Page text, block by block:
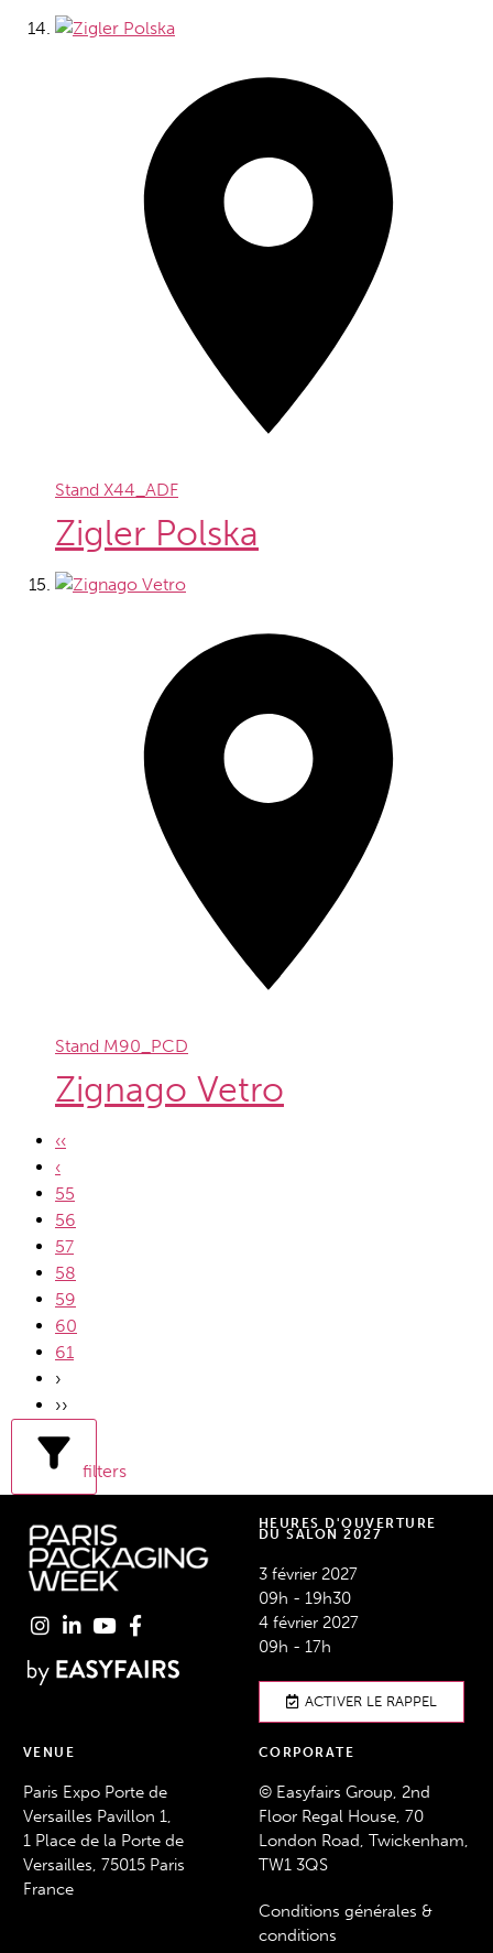
Stand X44_ADF
Zigler Polska
Stand M90_PCD
Zignago Vetro
‹‹
‹
55
56
57
58
59
60
61
›
››
filters
HEURES D'OUVERTURE
DU SALON 2027
3 février 2027
09h - 19h30
4 février 2027
09h - 17h
ACTIVER LE RAPPEL
VENUE
Paris Expo Porte de
Versailles Pavillon 1,
1 Place de la Porte de
Versailles, 75015 Paris
France
CORPORATE
© Easyfairs Group, 2nd
Floor Regal House, 70
London Road, Twickenham,
TW1 3QS
Conditions générales &
conditions